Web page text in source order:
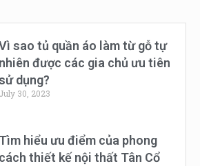
sao tủ quần áo làm từ gỗ tự
nhiên được các gia chủ ưu tiên
dụng?
July 30, 2023
Tìm hiểu ưu điểm của phong
cách thiết kế nội thất Tân Cổ